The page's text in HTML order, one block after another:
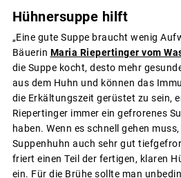
Hühnersuppe hilft
„Eine gute Suppe braucht wenig
Bäuerin Maria Riepertinger vom
die Suppe kocht, desto mehr
aus dem Huhn und können das
die Erkältungszeit gerüstet zu sein,
Riepertinger immer ein gefrorenes
haben. Wenn es schnell gehen
Suppenhuhn auch sehr gut
friert einen Teil der fertigen, klaren
ein. Für die Brühe sollte man